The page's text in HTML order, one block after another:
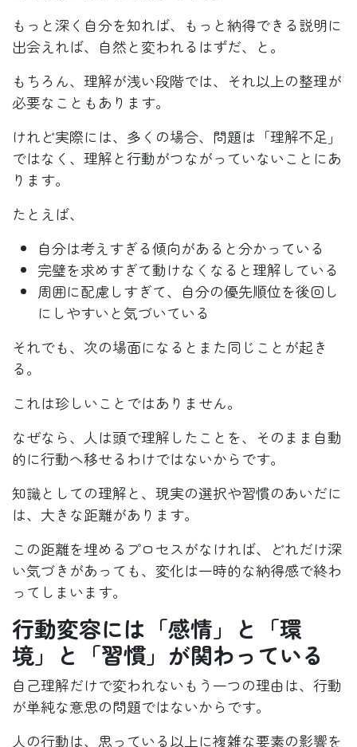
もっと深く自分を知れば、もっと納得できる説明に
出会えれば、自然と変われるはずだ、と。
もちろん、理解が浅い段階では、それ以上の整理が
必要なこともあります。
けれど実際には、多くの場合、問題は「理解不足」
ではなく、理解と行動がつながっていないことにあ
ります。
たとえば、
自分は考えすぎる傾向があると分かっている
完璧を求めすぎて動けなくなると理解している
周囲に配慮しすぎて、自分の優先順位を後回し
にしやすいと気づいている
それでも、次の場面になるとまた同じことが起き
る。
これは珍しいことではありません。
なぜなら、人は頭で理解したことを、そのまま自動
的に行動へ移せるわけではないからです。
知識としての理解と、現実の選択や習慣のあいだに
は、大きな距離があります。
この距離を埋めるプロセスがなければ、どれだけ深
い気づきがあっても、変化は一時的な納得感で終わ
ってしまいます。
行動変容には「感情」と「環
境」と「習慣」が関わっている
自己理解だけで変われないもう一つの理由は、行動
が単純な意思の問題ではないからです。
人の行動は、思っている以上に複雑な要素の影響を